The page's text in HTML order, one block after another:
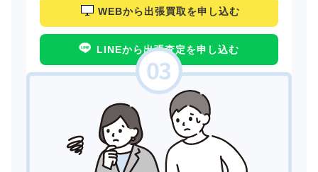
WEBから出張買取を申し込む
LINEから出張査定を申し込む